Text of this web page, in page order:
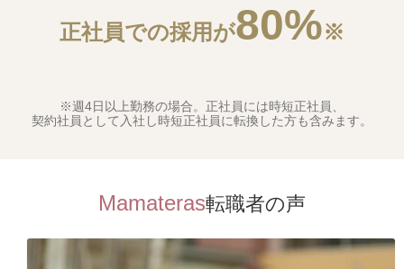
正社員での採用が80%※
※週4日以上勤務の場合。正社員には時短正社員、
契約社員として入社し時短正社員に転換した方も含みます。
Mamateras転職者の声